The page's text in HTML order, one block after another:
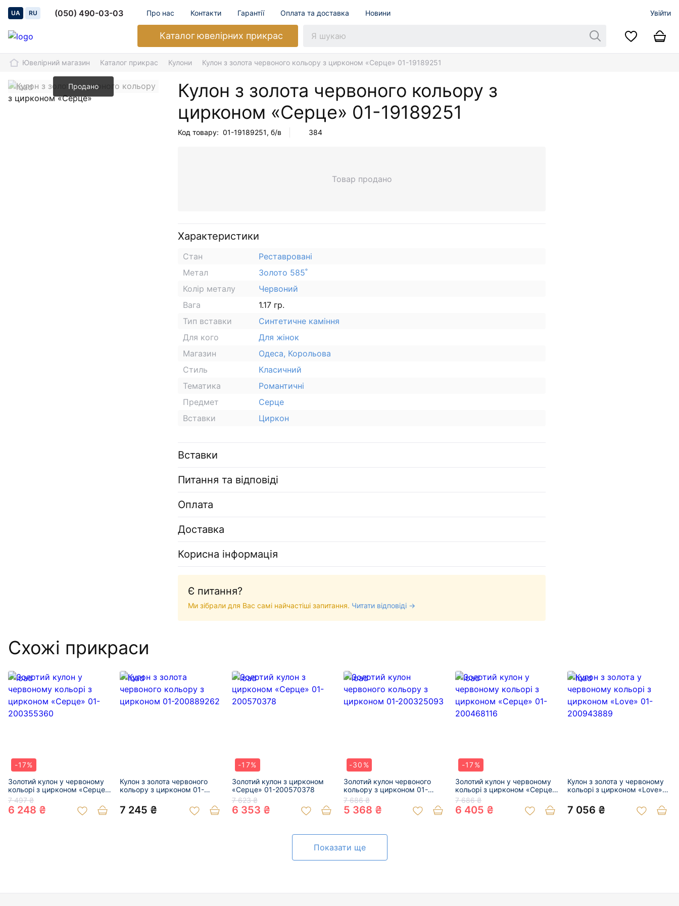
UA RU (050) 490-03-03 Про нас Контакти Гарантії Оплата та доставка Новини Увійти
Каталогювелірних прикрас
Ювелірний магазин Каталог прикрас Кулони Кулон з золота червоного кольору з цирконом «Серце» 01-19189251
Продано
Кулон з золота червоного кольору з
цирконом «Серце» 01-19189251
Код товару: 01-19189251, б/в 384
Товар продано
Характеристики
Стан
Реставровані
Метал
Золото 585˚
Колір металу
Червоний
Вага
1.17 гр.
Тип вставки
Синтетичне каміння
Для кого
Для жінок
Магазин
Одеса, Корольова
Стиль
Класичний
Тематика
Романтичні
Предмет
Серце
Вставки
Циркон
Вставки
Питання та відповіді
Оплата
Доставка
Корисна інформація
Є питання?
Ми зібрали для Вас самі найчастіші запитання. Читати відповіді →
Схожі прикраси
-17%
Золотий кулон у червоному
кольорі з цирконом «Серце»
01-200355360
7 497 ₴
6 248 ₴
Кулон з золота червоного
кольору з цирконом 01-
7 245 ₴
-17%
Золотий кулон з цирконом
«Серце» 01-200570378
7 623 ₴
6 353 ₴
-30%
Золотий кулон червоного
кольору з цирконом 01-
200325093
7 686 ₴
5 368 ₴
-17%
Золотий кулон у червоному
кольорі з цирконом «Серце»
01-200468116
7 686 ₴
6 405 ₴
Кулон з золота у червоному
кольорі з цирконом «Love»
7 056 ₴
Показати ще